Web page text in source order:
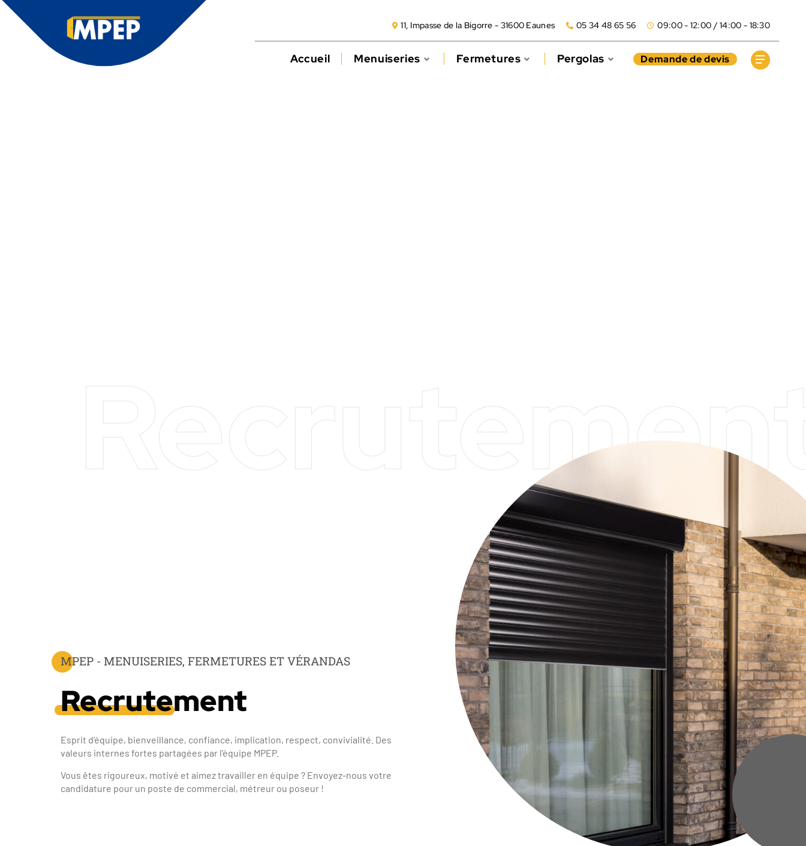
11, Impasse de la Bigorre - 31600 Eaunes 05 34 48 65 56 09:00 - 12:00 / 14:00 - 18:30
Accueil Menuiseries Fermetures Pergolas Demande de devis
MPEP - MENUISERIES, FERMETURES ET VÉRANDAS
Recrutement
Esprit d’équipe, bienveillance, confiance, implication, respect, convivialité. Des
valeurs internes fortes partagées par l’équipe MPEP.
Vous êtes rigoureux, motivé et aimez travailler en équipe ? Envoyez-nous votre
candidature pour un poste de commercial, métreur ou poseur !